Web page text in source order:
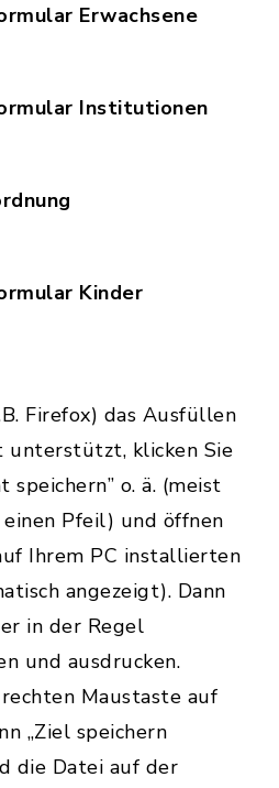
Erwachsene
Institutionen
Kinder
Firefox) das Ausfüllen
unterstützt, klicken Sie
o. ä. (meist
Pfeil) und öffnen
Ihrem PC installierten
angezeigt). Dann
in der Regel
und ausdrucken.
Maustaste auf
„Ziel speichern
die Datei auf der